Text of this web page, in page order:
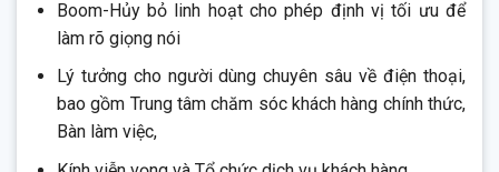
Boom-Hủy bỏ linh hoạt cho phép định vị tối ưu để
làm rõ giọng nói
Lý tưởng cho người dùng chuyên sâu về điện thoại,
bao gồm Trung tâm chăm sóc khách hàng chính thức,
Bàn làm việc,